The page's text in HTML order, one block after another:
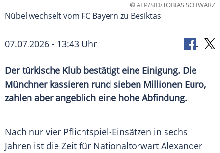
©AFP/SID/TOBIAS SCHWARZ
Nübel wechselt vom FC Bayern zu Besiktas
07.07.2026 - 13:43 Uhr
Der türkische Klub bestätigt eine Einigung. Die
Münchner kassieren rund sieben Millionen Euro,
zahlen aber angeblich eine hohe Abfindung.
Nach nur vier Pflichtspiel-Einsätzen in sechs
Jahren ist die Zeit für Nationaltorwart Alexander